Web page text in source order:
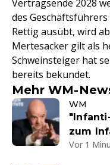
Vertragsende 2028
des
Rettig ausübt, wird
Mertesacker gilt als
Schweinsteiger hat
bereits bekundet.
Mehr WM-
WM
zum
Vor 1